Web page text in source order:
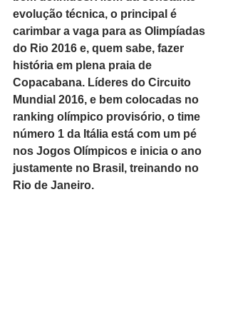
evolução técnica, o principal é
carimbar a vaga para as Olimpíadas
do Rio 2016 e, quem sabe, fazer
história em plena praia de
Copacabana. Líderes do Circuito
Mundial 2016, e bem colocadas no
ranking olímpico provisório, o time
número 1 da Itália está com um pé
nos Jogos Olímpicos e inicia o ano
justamente no Brasil, treinando no
Rio de Janeiro.